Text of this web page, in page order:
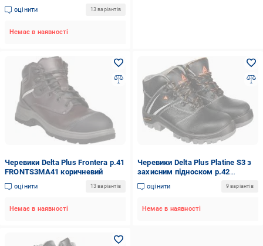
оцінити 13 варіантів
Немає в наявності
Черевики Delta Plus Frontera р.41
FRONTS3MA41 коричневий
оцінити 13 варіантів
Немає в наявності
Черевики Delta Plus Platine S3 з
захисним підноском р.42
PLATIS3NO42 чорний
оцінити 9 варіантів
Немає в наявності